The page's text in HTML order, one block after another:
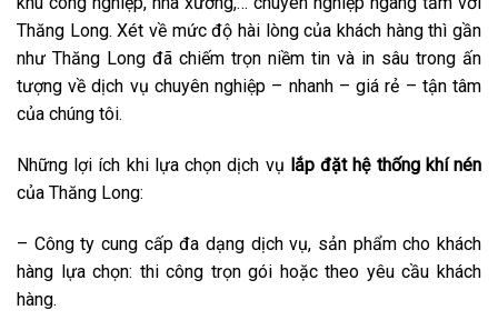
Thăng Long. Xét về mức độ hài lòng của khách hàng thì gần
như Thăng Long đã chiếm trọn niềm tin và in sâu trong ấn
tượng về dịch vụ chuyên nghiệp – nhanh – giá rẻ – tận tâm
của chúng tôi.
Những lợi ích khi lựa chọn dịch vụ lắp đặt hệ thống khí nén
của Thăng Long:
– Công ty cung cấp đa dạng dịch vụ, sản phẩm cho khách
hàng lựa chọn: thi công trọn gói hoặc theo yêu cầu khách
hàng.